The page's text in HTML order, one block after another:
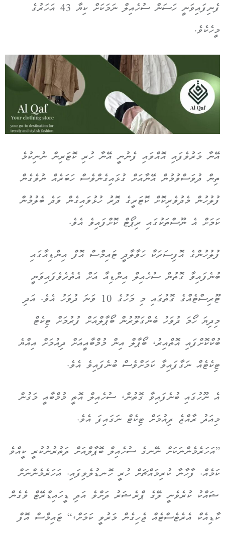
ފެނިފައިވަނީ ހަސަން ސުހެއިލް ނަމަކަށް ކިޔާ 43 އަހަރުގެ
މީހެކެވެ.
އޭނާ މަރުވެފައި އޮއްވައި ފެނުނީ އޭނާ ހުރި ކޮޓަރިން ނުނިކުމެ
ތިން ދުވަސްވުމުން އޭނާއަށް ގުޅައިގެންވެސް ހަބަރެއް ނުވެގެން
ފުލުހުން މެދުވެރިކޮށް ކޮޓަރީގެ ދޮރު ހުޅުވައިގެން ވަދެ ބެލުމުން
ކަމަށް އެ ނޫސްތަކުގައި ރިޕޯޓް ކޮށްފައިވެ އެވެ.
ފުލުހުންގެ އޮފިސަރަކާ ހަވާލާދީ ޓައިމްސް އޮފް އިންޑިއާގައި
ބުނެފައިވާ ގޮތުން ސުހެއިލް އިންޑިއާ އަށް އެތެރެވެފައިވަނީ
ޓޫރިސްޓެއްގެ ގޮތުގައި މި މަހުގެ 10 ވަނަ ދުވަހު އެވެ. އަދި
މިދިޔަ ހޯމަ ދުވަހު ބެންގަލޫރުން ބޯޕާލްއަށް ފުރުމަށް ޓިކެޓް
ބުކްކޮށްފައި އޮތްއިރު، ބޯޕާލް އިން މުމްބާއީއަށް ދިއުމަށް އިއްޔެ
ޓިކެޓެއް ނަގާފައިވާ ކަމަށްވެސް ބުނެފައިވެ އެވެ.
އެ ނޫހުގައި ބުނެފައިވާ ގޮތުން، ސުހެއިލް އޮތީ މުމްބާއީ މަގުން
މިއަދު ރާއްޖެ ދިއުމަށް ޓިކެޓް ނަގައިފަ އެވެ.
”އަހަރެމެންނަކަށް ނޭނގެ ސުހެއިލް ބޮޕާލްއަށް ދަތުރުނުކުރީ ކީއްވެ
ކަމެއް. ފާހާނާ ކުރިމައްޗަށް ހުރީ ހޮނޑުލެވިފައި. އަހަރެމެންނަށް
ޝައްކު ކުރެވެނީ ލޭގެ ޕްރެޝަރު ދަށްވެ އަދި ޑީހައިޑްރޭޓް ވެގެން
ކާޑިއެކް އެރެޓެސްޓެއް ޖެހިގެން މަރުވީ ކަމަށް،“ ޓައިމްސް އޮފް